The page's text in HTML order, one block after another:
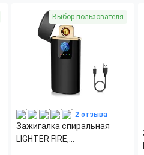
Выбор пользователя
2 отзыва
Зажигалка спиральная
LIGHTER FIRE,